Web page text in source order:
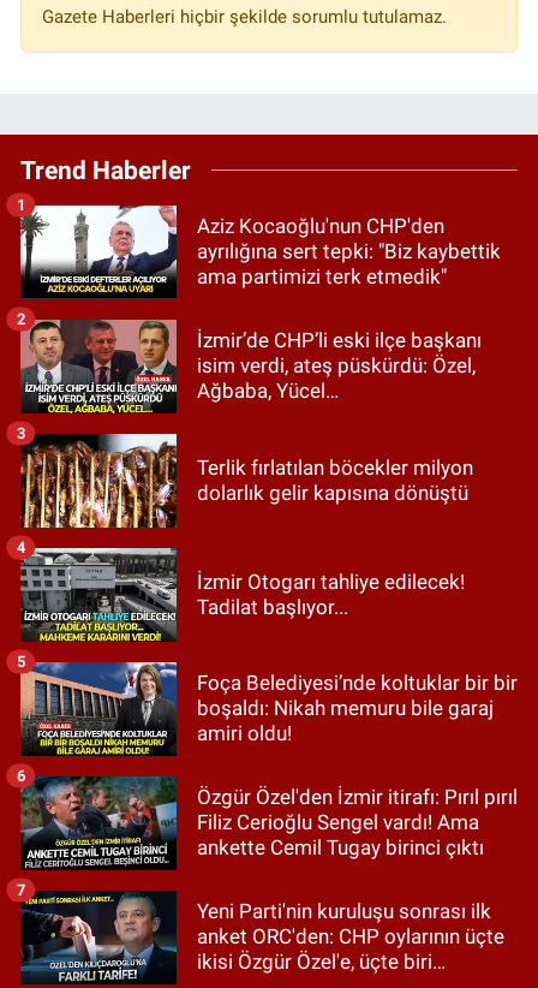
Gazete Haberleri hiçbir şekilde sorumlu tutulamaz.
Trend Haberler
Aziz Kocaoğlu'nun CHP'den
ayrılığına sert tepki: "Biz kaybettik
ama partimizi terk etmedik"
1
İzmir’de CHP’li eski ilçe başkanı
isim verdi, ateş püskürdü: Özel,
Ağbaba, Yücel…
2
Terlik fırlatılan böcekler milyon
dolarlık gelir kapısına dönüştü
3
İzmir Otogarı tahliye edilecek!
Tadilat başlıyor...
4
Foça Belediyesi’nde koltuklar bir bir
boşaldı: Nikah memuru bile garaj
amiri oldu!
5
Özgür Özel'den İzmir itirafı: Pırıl pırıl
Filiz Cerioğlu Sengel vardı! Ama
ankette Cemil Tugay birinci çıktı
6
Yeni Parti'nin kuruluşu sonrası ilk
anket ORC'den: CHP oylarının üçte
ikisi Özgür Özel'e, üçte biri
7